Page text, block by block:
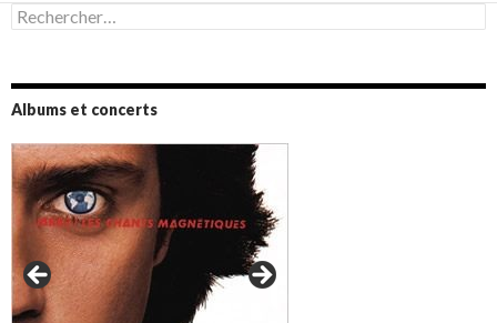
Rechercher :
Albums et concerts